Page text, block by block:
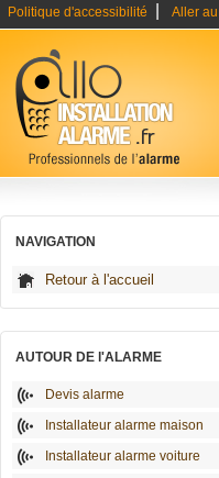
Politique d'accessibilité Aller
NAVIGATION
Retour à l'accueil
AUTOUR DE l'ALARME
Devis alarme
Installateur alarme maison
Installateur alarme voiture